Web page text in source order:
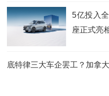
5亿投入
座正式亮
底特律三大车企罢工？加拿